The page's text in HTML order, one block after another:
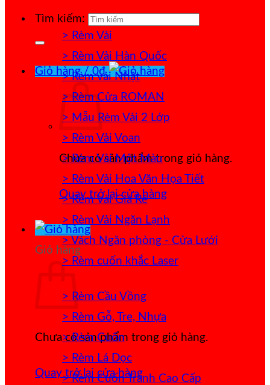
Tìm kiếm:
Giỏ hàng /0₫
Chưa có sản phẩm trong giỏ hàng.
Quay trở lại cửa hàng
Giỏ hàng
Chưa có sản phẩm trong giỏ hàng.
Quay trở lại cửa hàng
> Rèm Vải
> Rèm Vải Hàn Quốc
> Rèm vải Nhật
> Rèm Cửa ROMAN
> Mẫu Rèm Vải 2 Lớp
> Rèm Vải Voan
> Rèm Vải Một Màu
> Rèm Vải Hoa Văn Họa Tiết
> Rèm Vải Giá Rẻ
> Rèm Vải Ngăn Lạnh
> Vách Ngăn phòng - Cửa Lưới
> Rèm cuốn khắc Laser
> Rèm Cầu Vồng
> Rèm Gỗ, Tre, Nhựa
> Rèm Cuốn
> Rèm Lá Dọc
> Rèm Cuốn Tranh Cao Cấp